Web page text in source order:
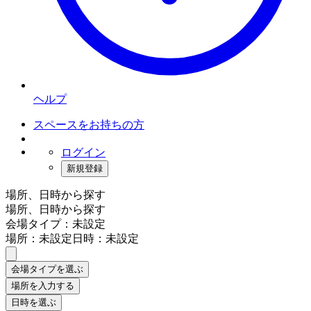
ヘルプ
スペースをお持ちの方
ログイン
新規登録
場所、日時から探す
場所、日時から探す
会場タイプ：未設定
場所：未設定日時：未設定
会場タイプを選ぶ
場所を入力する
日時を選ぶ